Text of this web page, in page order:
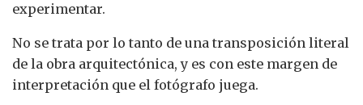
experimentar.
No se trata por lo tanto de una transposición literal
de la obra arquitectónica, y es con este margen de
interpretación que el fotógrafo juega.